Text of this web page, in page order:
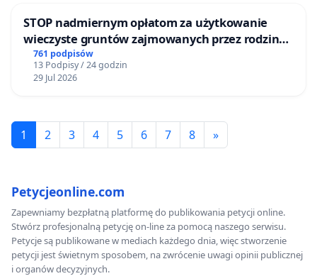
STOP nadmiernym opłatom za użytkowanie
wieczyste gruntów zajmowanych przez rodzinne
ogrody działkowe.
761 podpisów
13 Podpisy / 24 godzin
29 Jul 2026
1 2 3 4 5 6 7 8 »
Petycjeonline.com
Zapewniamy bezpłatną platformę do publikowania petycji online.
Stwórz profesjonalną petycję on-line za pomocą naszego serwisu.
Petycje są publikowane w mediach każdego dnia, więc stworzenie
petycji jest świetnym sposobem, na zwrócenie uwagi opinii publicznej
i organów decyzyjnych.